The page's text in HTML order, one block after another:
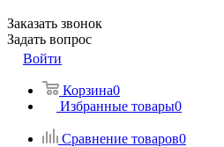
Заказать звонок
Задать вопрос
Войти
Корзина0
Избранные товары0
Сравнение товаров0